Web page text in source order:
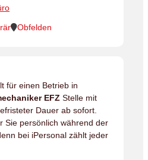
Obfelden
für einen Betrieb in
EFZ Stelle mit
Dauer ab sofort.
Sie persönlich während der
bei iPersonal zählt jeder